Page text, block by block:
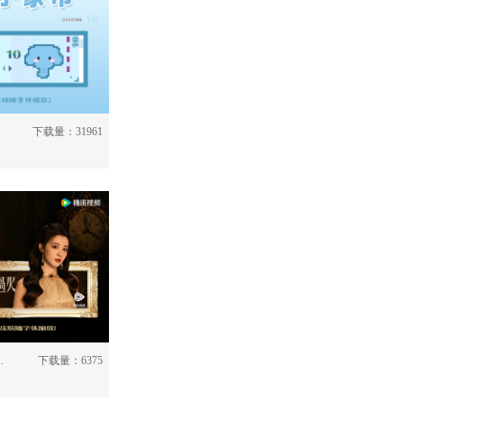
下载量：31961
下载量：6375